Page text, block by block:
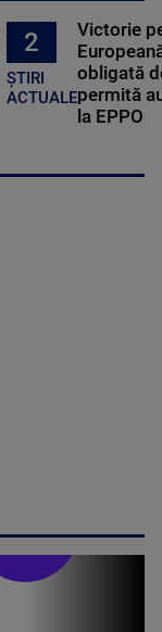
2
ȘTIRI
ACTUALE
Victorie
obligată
permită
la EPPO